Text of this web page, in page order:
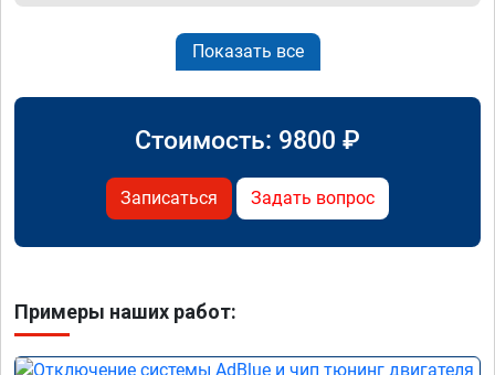
Показать все
Стоимость: 9800 ₽
Записаться Задать вопрос
Примеры наших работ: